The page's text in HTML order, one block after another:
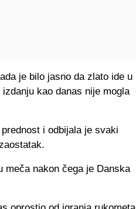
je bilo jasno da zlato ide u
kao danas nije mogla
i odbijala je svaki
meča nakon čega je Danska